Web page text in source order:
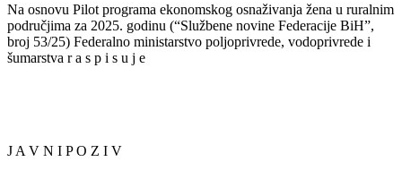
Na osnovu Pilot programa ekonomskog osnaživanja žena u ruralnim
područjima za 2025. godinu (“Službene novine Federacije BiH”,
broj 53/25) Federalno ministarstvo poljoprivrede, vodoprivrede i
šumarstva r a s p i s u j e
J A V N I P O Z I V